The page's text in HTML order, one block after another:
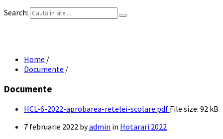
Search:
Home /
Documente /
Documente
HCL-6-2022-aprobarea-retelei-scolare.pdf File size: 92 kB
7 februarie 2022 byadmin in Hotarari 2022